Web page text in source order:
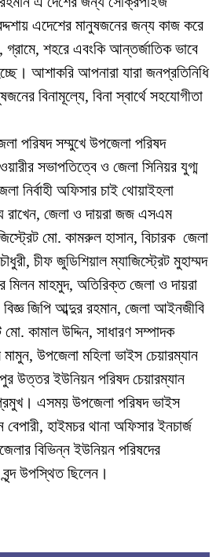
এদেশের মানুষজনের জন্য কাজ করে
শহরে এবংকি আন্তর্জাতিক ভাবে
আশাকরি আপনারা যারা জনপ্রতিনিধি
বিনামূল্যে, বিনা স্বার্থে সহযোগীতা
পরিষদ সম্মুখে উপজেলা পরিষদ
সভাপতিত্বে ও জেলা সিনিয়র যুগ্ম
নির্বাহী অফিসার চাই থোয়াইহলা
রাখেন, জেলা ও দায়রা জজ এসএম
মো. কামরুল হাসান, বিচারক জেলা
চীফ জুডিশিয়াল ম্যাজিস্ট্রেট মুহাম্মদ
মাহমুদ, অতিরিক্ত জেলা ও দায়রা
জিপি আব্দুর রহমান, জেলা আইনজীবি
কামাল উদ্দিন, সাধারণ সম্পাদক
উপজেলা মহিলা ভাইস চেয়ারম্যান
উত্তর ইউনিয়ন পরিষদ চেয়ারম্যান
এসময় উপজেলা পরিষদ ভাইস
বেপারী, হাইমচর থানা অফিসার ইনচার্জ
বিভিন্ন ইউনিয়ন পরিষদের
উপস্থিত ছিলেন।